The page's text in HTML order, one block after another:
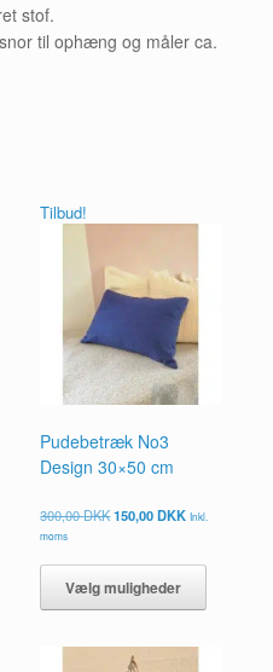
stof.
til ophæng og måler ca.
Tilbud!
Pudebetræk No3
Design 30×50 cm
300,00DKKDen
var:
300,00 DKK.
150,00DKKDen
er:
Inkl.
moms
Vælg muligheder
Dette
har